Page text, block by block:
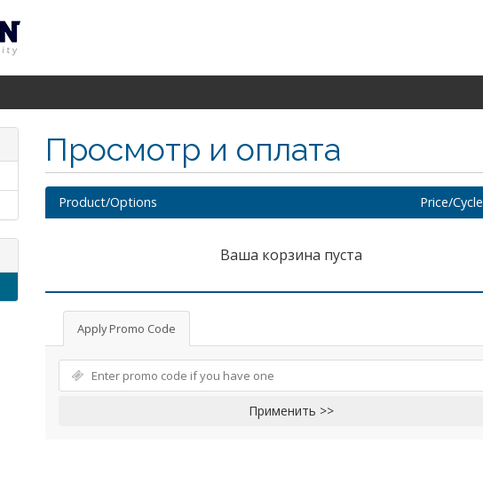
Просмотр и оплата
Product/Options Price/Cycle
Ваша корзина пуста
Apply Promo Code
Применить >>